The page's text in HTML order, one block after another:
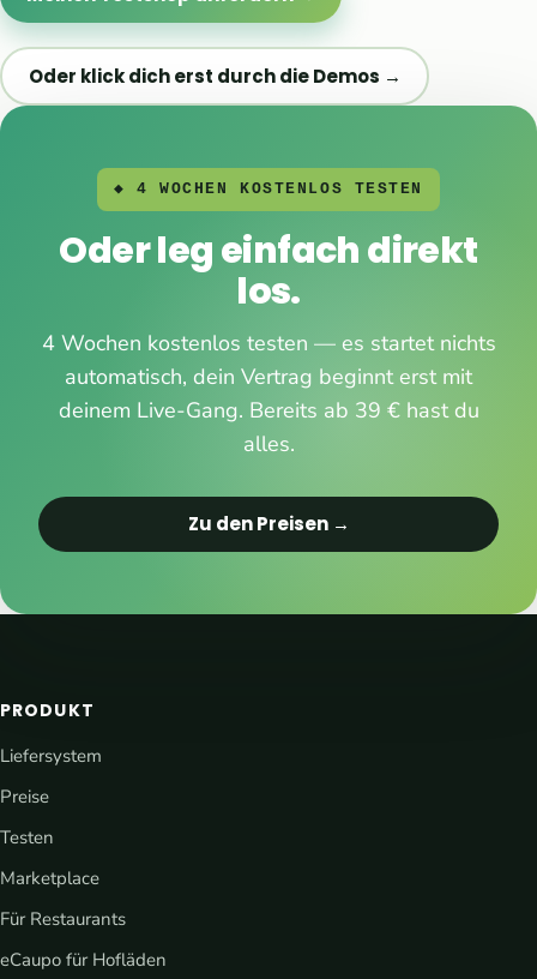
Oder klick dich erst durch die Demos →
◆ 4 WOCHEN KOSTENLOS TESTEN
Oder leg einfach direkt
los.
4 Wochen kostenlos testen — es startet nichts
automatisch, dein Vertrag beginnt erst mit
deinem Live-Gang. Bereits ab 39 € hast du
alles.
Zu den Preisen →
PRODUKT
Liefersystem
Preise
Testen
Marketplace
Für Restaurants
eCaupo für Hofläden